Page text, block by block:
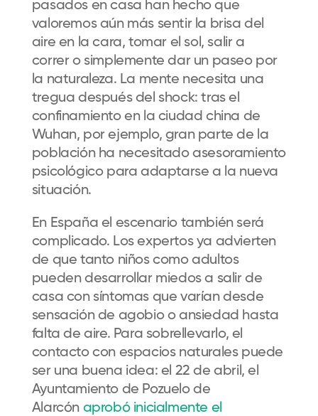
pasados en casa han hecho que
valoremos aún más sentir la brisa del
aire en la cara, tomar el sol, salir a
correro simplemente dar un paseopor
la naturaleza. La mente necesita una
tregua después del shock: tras el
confinamiento en la ciudad china de
Wuhan, por ejemplo, gran parte de la
población ha necesitado asesoramiento
psicológico para adaptarse a la nueva
situación.
En España el escenario también será
complicado. Losexpertosya advierten
de que tanto niños como adultos
pueden desarrollar miedos a salir de
casa con síntomas que varían desde
sensación de agobio o ansiedad hasta
falta de aire. Para sobrellevarlo, el
contacto con espacios naturales puede
ser una buena idea: el 22 de abril, el
Ayuntamiento de Pozuelo de
Alarcón aprobó inicialmente el